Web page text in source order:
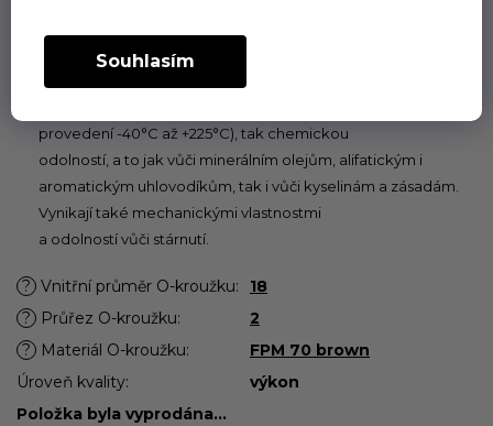
Souhlasím
Fluorkaučuk (FPM, FKM)
provedení -40°C až +225°C), tak chemickou
odolností, a to jak vůči minerálním olejům, alifatickým i
aromatickým uhlovodíkům, tak i vůči kyselinám a zásadám.
Vynikají také mechanickými vlastnostmi
a odolností vůči stárnutí.
? Vnitřní průměr O-kroužku:
18
?
Průřez O-kroužku:
2
?
Materiál O-kroužku:
FPM 70 brown
Úroveň kvality:
výkon
Položka byla vyprodána…